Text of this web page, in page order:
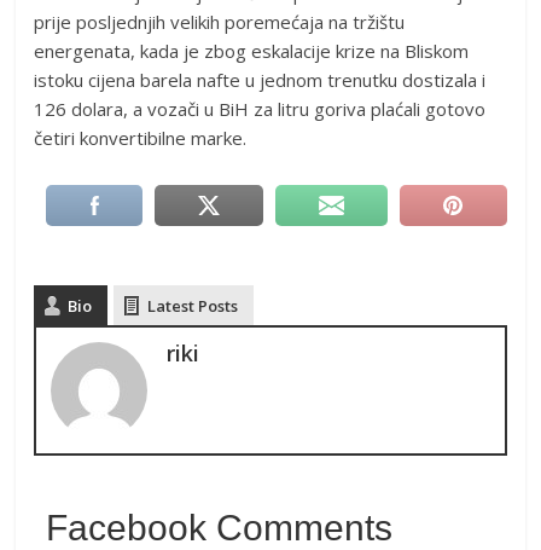
prije posljednjih velikih poremećaja na tržištu
energenata, kada je zbog eskalacije krize na Bliskom
istoku cijena barela nafte u jednom trenutku dostizala i
126 dolara, a vozači u BiH za litru goriva plaćali gotovo
četiri konvertibilne marke.
Bio Latest Posts
riki
Facebook Comments